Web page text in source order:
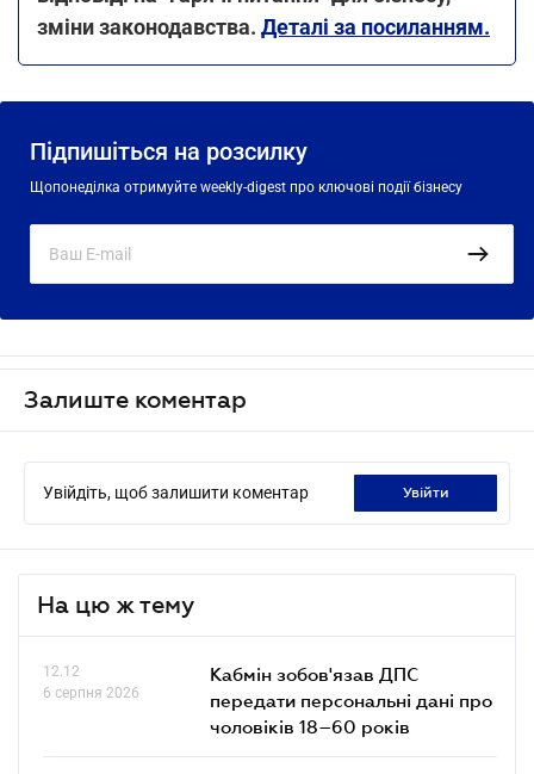
зміни законодавства. Деталі за посиланням.
Підпишіться на розсилку
Щопонеділка отримуйте weekly-digest про ключові події бізнесу
Залиште коментар
Увійдіть, щоб залишити коментар увійти
На цю ж тему
12.12
6 серпня 2026
Кабмін зобов'язав ДПС
передати персональні дані про
чоловіків 18–60 років